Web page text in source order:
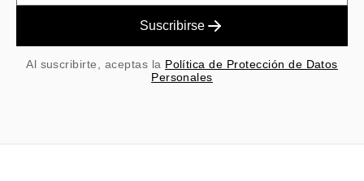
Suscribirse
Al suscribirte, aceptas la Política de Protección de Datos
Personales